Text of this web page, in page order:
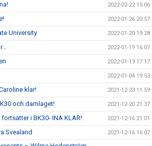
2022-02-22 15:06
2022-01-26 20:57
University 2022-01-20 19:28
2022-01-19 16:07
2022-01-13 17:17
2022-01-04 19:53
klar! 2021-12-23 11:59
och damlaget! 2021-12-20 21:37
i BK30- INA KLAR! 2021-12-16 21:01
Svealand 2021-12-16 16:07